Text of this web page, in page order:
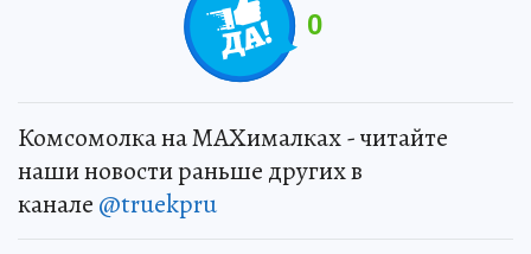
0
Комсомолка на MAXималках - читайте
наши новости раньше других в
канале @truekpru